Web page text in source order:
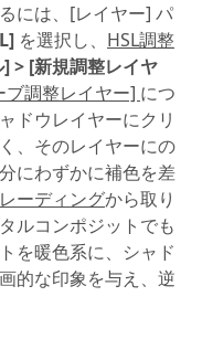
には、[レイヤー] パ
を選択し、 HSL調整
> [新規調整レイヤ
ブ調整レイヤー] につ
ドウレイヤーにクリ
、そのレイヤーにの
にわずかに補色を差
ーディングから取り
ルコンポジットでも
を暖色系に、シャド
的な印象を与え、逆